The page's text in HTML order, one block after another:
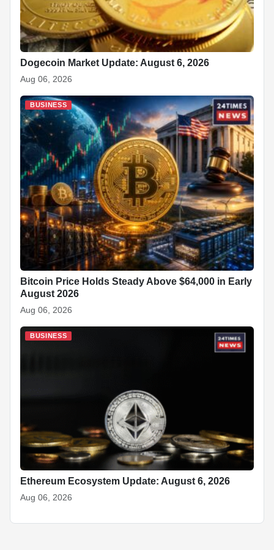
Dogecoin Market Update: August 6, 2026
Aug 06, 2026
BUSINESS
Bitcoin Price Holds Steady Above $64,000 in Early
August 2026
Aug 06, 2026
BUSINESS
Ethereum Ecosystem Update: August 6, 2026
Aug 06, 2026